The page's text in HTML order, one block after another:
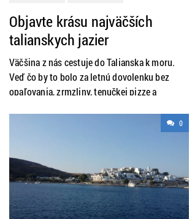
LETNÁ DOVOLENKA
NOVINKY
PRAKTICKÉ INFORMÁCIE
TIP NA VÝLET
ZAHRANIČIE
Objavte krásu najväčších
talianskych jazier
Väčšina z nás cestuje do Talianska k moru.
Veď čo by to bolo za letnú dovolenku bez
opaľovania, zrmzliny, tenučkej pizze a
piesočnaté pláže či fakultatívne výlety do
Ríma alebo Neapola. Objavte s nami jeho
V porovnaní s pobrežím sú od nás
0